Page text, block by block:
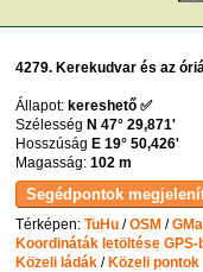
4279. Kerekudvar és az
Állapot: kereshető ✅
Szélesség N 47° 29,871'
Hosszúság E 19° 50,426'
Magasság:102 m
Térképen:TuHu /OSM /
Koordináták letöltése GPS-
Közeli ládák /Közeli pontok